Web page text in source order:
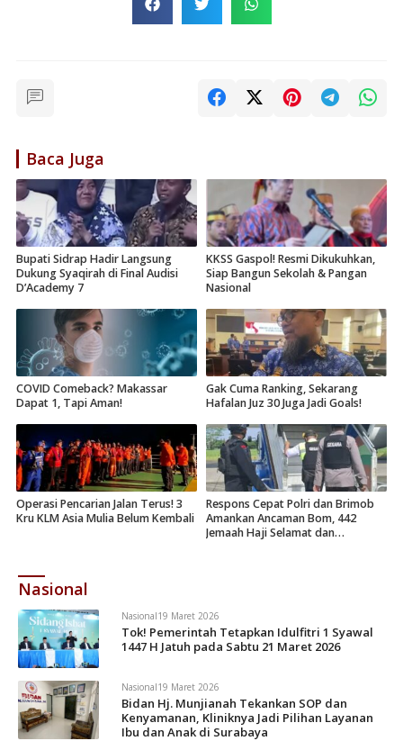
Baca Juga
Bupati Sidrap Hadir Langsung
Dukung Syaqirah di Final Audisi
D’Academy 7
KKSS Gaspol! Resmi Dikukuhkan,
Siap Bangun Sekolah & Pangan
Nasional
COVID Comeback? Makassar
Dapat 1, Tapi Aman!
Gak Cuma Ranking, Sekarang
Hafalan Juz 30 Juga Jadi Goals!
Operasi Pencarian Jalan Terus! 3
Kru KLM Asia Mulia Belum Kembali
Respons Cepat Polri dan Brimob
Amankan Ancaman Bom, 442
Jemaah Haji Selamat dan
Nasional
Nasional19 Maret 2026
Tok! Pemerintah Tetapkan Idulfitri 1 Syawal
1447 H Jatuh pada Sabtu 21 Maret 2026
Nasional19 Maret 2026
Bidan Hj. Munjianah Tekankan SOP dan
Kenyamanan, Kliniknya Jadi Pilihan Layanan
Ibu dan Anak di Surabaya